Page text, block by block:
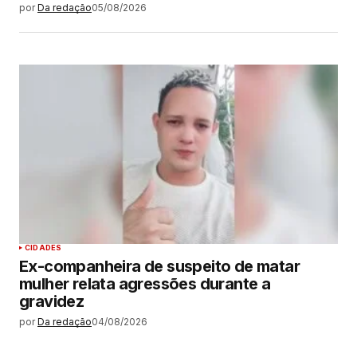
por Da redação05/08/2026
CIDADES
Ex-companheira de suspeito de matar
mulher relata agressões durante a
gravidez
por Da redação04/08/2026